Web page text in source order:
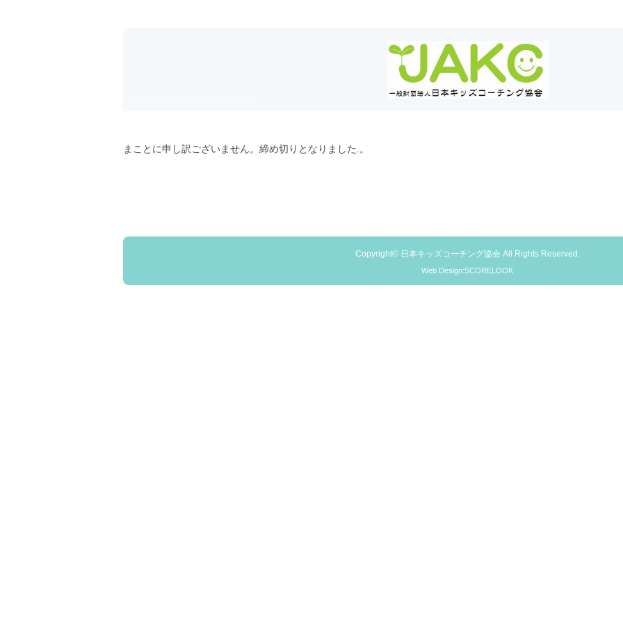
まことに申し訳ございません。締め切りとなりました.。
Copyright© 日本キッズコーチング協会 All Rights Reserved.
Web Design:SCORELOOK